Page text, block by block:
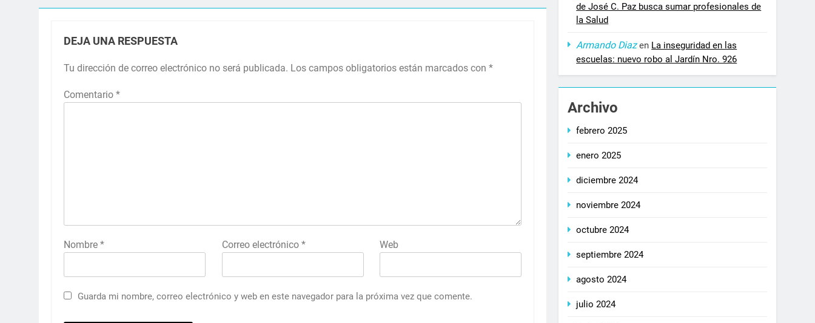
DEJA UNA RESPUESTA
Tu dirección de correo electrónico no será publicada. Los campos obligatorios están marcados con *
Comentario *
Nombre * Correo electrónico * Web
Guarda mi nombre, correo electrónico y web en este navegador para la próxima vez que comente.
de José C. Paz busca sumar profesionales de
la Salud
Armando Diazen La inseguridad en las
escuelas: nuevo robo al Jardín Nro. 926
Archivo
febrero 2025
enero 2025
diciembre 2024
noviembre 2024
octubre 2024
septiembre 2024
agosto 2024
julio 2024